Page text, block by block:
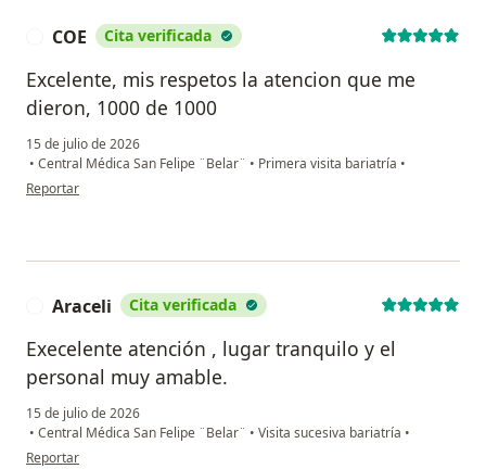
COE Cita verificada
Excelente, mis respetos la atencion que me
dieron, 1000 de 1000
15 de julio de 2026
• Central Médica San Felipe ¨Belar¨ • Primera visita bariatría •
en opinión del usuario COE
Reportar
Araceli Cita verificada
Execelente atención , lugar tranquilo y el
personal muy amable.
15 de julio de 2026
• Central Médica San Felipe ¨Belar¨ • Visita sucesiva bariatría •
en opinión del usuario Araceli
Reportar